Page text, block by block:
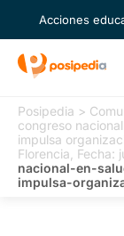
Acciones
Posipedia >
congreso
impulsa
Florencia, Fecha:
nacional-en-
impulsa-